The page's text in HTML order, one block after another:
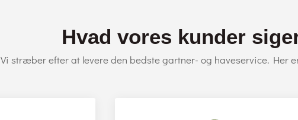
Hvad vores kunder
Vi stræber efter at levere den bedste gartner- og haveservice. Her